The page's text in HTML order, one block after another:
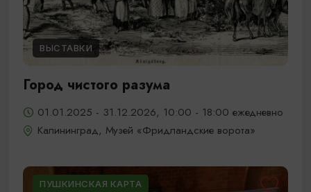
ВЫСТАВКИ
Город чистого разума
01.01.2025 - 31.12.2026, 10:00 - 18:00 ежедневно
Калининград, Музей «Фридландские ворота»
ПУШКИНСКАЯ КАРТА